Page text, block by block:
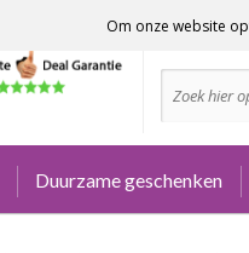
Advies
Duurzame geschenken
Om onze website